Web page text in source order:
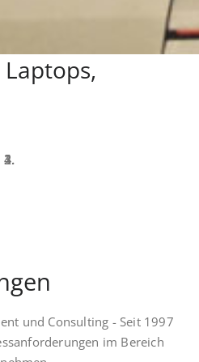
Laptops,
und Consulting - Seit 1997
im Bereich